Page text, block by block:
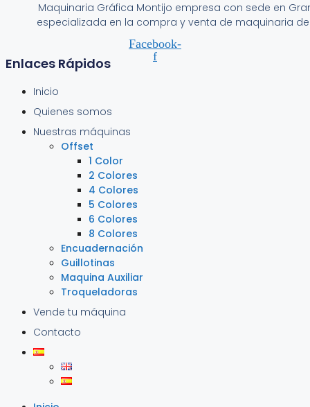
Maquinaria Gráfica Montijo empresa con sede en
especializada en la compra y venta de maquinaria
Facebook-
f
Enlaces Rápidos
Inicio
Quienes somos
Nuestras máquinas
Offset
1 Color
2 Colores
4 Colores
5 Colores
6 Colores
8 Colores
Encuadernación
Guillotinas
Maquina Auxiliar
Troqueladoras
Vende tu máquina
Contacto